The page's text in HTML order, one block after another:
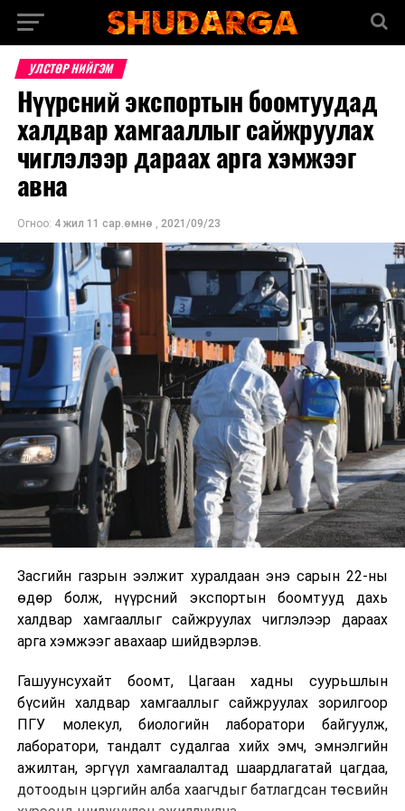
УЛСТӨР НИЙГЭМ
Нүүрсний экспортын боомтуудад
халдвар хамгааллыг сайжруулах
чиглэлээр дараах арга хэмжээг
авна
Огноо: 4 жил 11 сар.өмнө , 2021/09/23
Засгийн газрын ээлжит хуралдаан энэ сарын 22-ны
өдөр болж, нүүрсний экспортын боомтууд дахь
халдвар хамгааллыг сайжруулах чиглэлээр дараах
арга хэмжээг авахаар шийдвэрлэв.
Гашуунсухайт боомт, Цагаан хадны суурьшлын
бүсийн халдвар хамгааллыг сайжруулах зорилгоор
ПГУ молекул, биологийн лаборатори байгуулж,
лаборатори, тандалт судалгаа хийх эмч, эмнэлгийн
ажилтан, эргүүл хамгаалалтад шаардлагатай цагдаа,
дотоодын цэргийн алба хаагчдыг батлагдсан төсвийн